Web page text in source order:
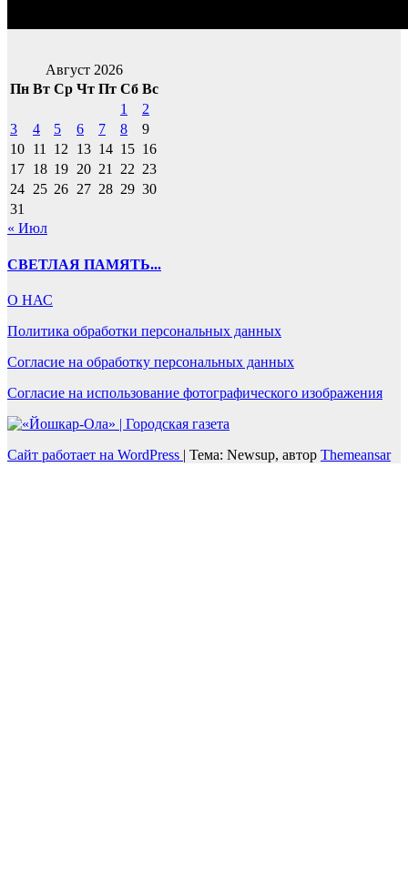
Август 2026
Пн Вт Ср Чт Пт Сб Вс
1
2
3
4 5 6 7 8
9
10 11 12 13 14 15 16
17 18 19 20 21 22 23
24 25 26 27 28 29 30
31
« Июл
СВЕТЛАЯ ПАМЯТЬ...
О НАС
Политика обработки персональных данных
Согласие на обработку персональных данных
Согласие на использование фотографического изображения
Сайт работает на WordPress | Тема: Newsup, автор Themeansar